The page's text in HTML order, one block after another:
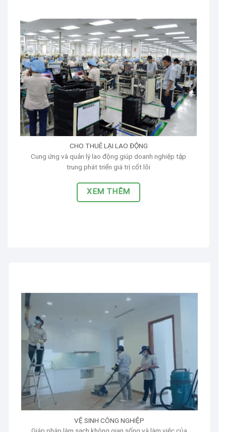
CHO THUÊ LẠI LAO ĐỘNG
Cung ứng và quản lý lao động giúp doanh nghiệp tập
trung phát triển giá trị cốt lõi
XEM THÊM
VỆ SINH CÔNG NGHIỆP